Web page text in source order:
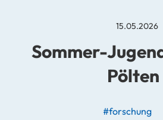
Sommer-
Pölten
#forschung
15.05.2026